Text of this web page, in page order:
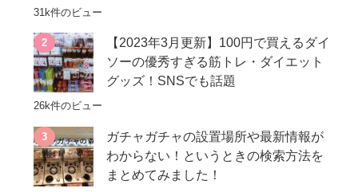
31k件のビュー
【2023年3月更新】100円で買えるダイ
ソーの優秀すぎる筋トレ・ダイエット
グッズ！SNSでも話題
26k件のビュー
ガチャガチャの設置場所や最新情報が
わからない！というときの検索方法を
まとめてみました！